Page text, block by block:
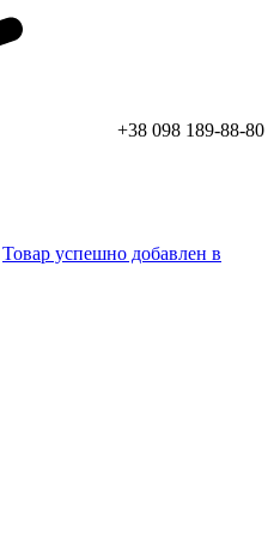
+38 098 189-88-80
Товар успешно добавлен в